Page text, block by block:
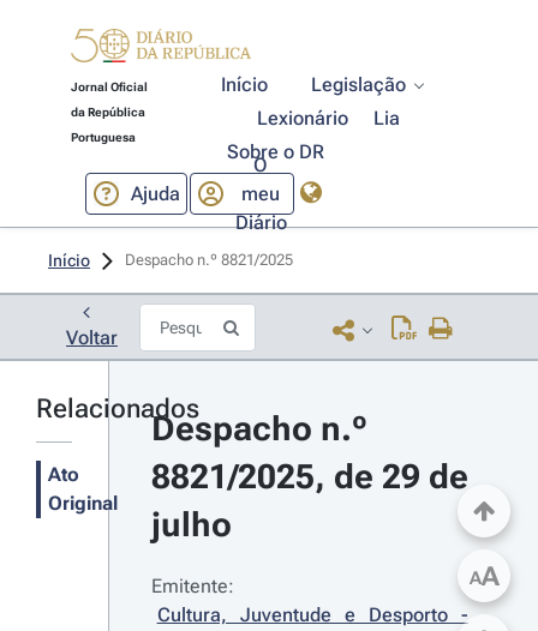
Jornal Oficial
da República
Portuguesa
Início
Legislação
Lexionário
Lia
Sobre o DR
Ajuda
O
meu
Diário
Início Despacho n.º 8821/2025
Voltar
Relacionados
Ato
Original
Despacho n.º
8821/2025, de 29 de
julho
Emitente:
Cultura, Juventude e Desporto -
AA